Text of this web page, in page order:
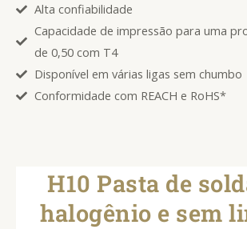
Alta confiabilidade
Capacidade de impressão para uma
de 0,50 com T4
Disponível em várias ligas sem chumbo
Conformidade com REACH e RoHS*
H10 Pasta de
halogênio e sem